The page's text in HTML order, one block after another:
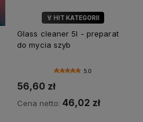
🏅 HIT KATEGORII
Glass cleaner 5l - preparat
do mycia szyb
5.0
56,60 zł
Cena netto: 46,02 zł